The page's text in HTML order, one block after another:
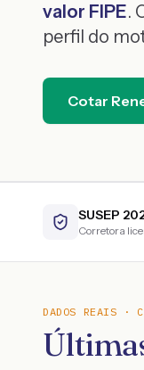
valor FIPE.
perfil do
Cotar
SUSEP
Corretora
DADOS REAIS ·